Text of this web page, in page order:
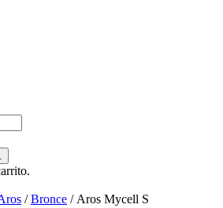
/Bronce / Aros Mycell S